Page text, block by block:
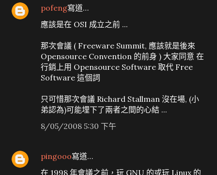
pofeng寫道…
應該是在 OSI 成立之前 ...
那次會議 ( Freeware Summit, 應該就是後來
Opensource Convention 的前身 ) 大家同意 在
行銷上用 Opensource Software 取代 Free
Software 這個詞
只可惜那次會議 Richard Stallman 沒在場, (小
弟認為)可能埋下了兩者之間的心結 ...
8/05/2008 5:30 下午
pingooo寫道…
在 1998 年會議之前，玩 GNU 的或玩 Linux 的